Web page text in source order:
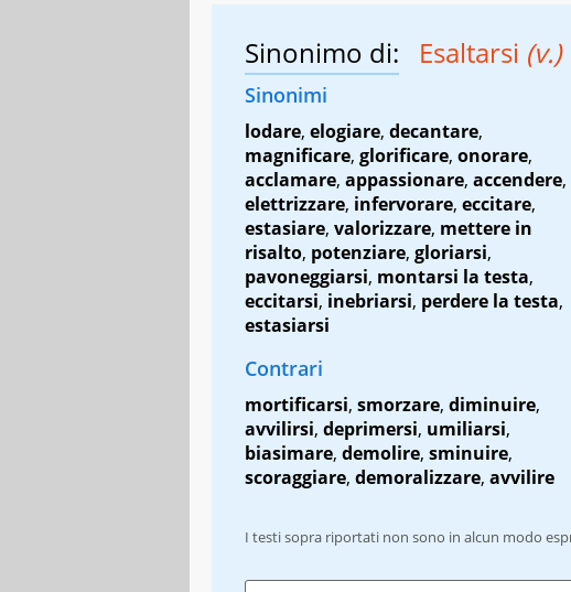
Sinonimo di: Esaltarsi (v.)
Sinonimi
lodare, elogiare, decantare,
magnificare, glorificare, onorare,
acclamare, appassionare, accendere,
elettrizzare, infervorare, eccitare,
estasiare, valorizzare, mettere in
risalto, potenziare, gloriarsi,
pavoneggiarsi, montarsi la testa,
eccitarsi, inebriarsi, perdere la testa,
estasiarsi
Contrari
mortificarsi, smorzare, diminuire,
avvilirsi, deprimersi, umiliarsi,
biasimare, demolire, sminuire,
scoraggiare, demoralizzare, avvilire
I testi sopra riportati non sono in alcun modo